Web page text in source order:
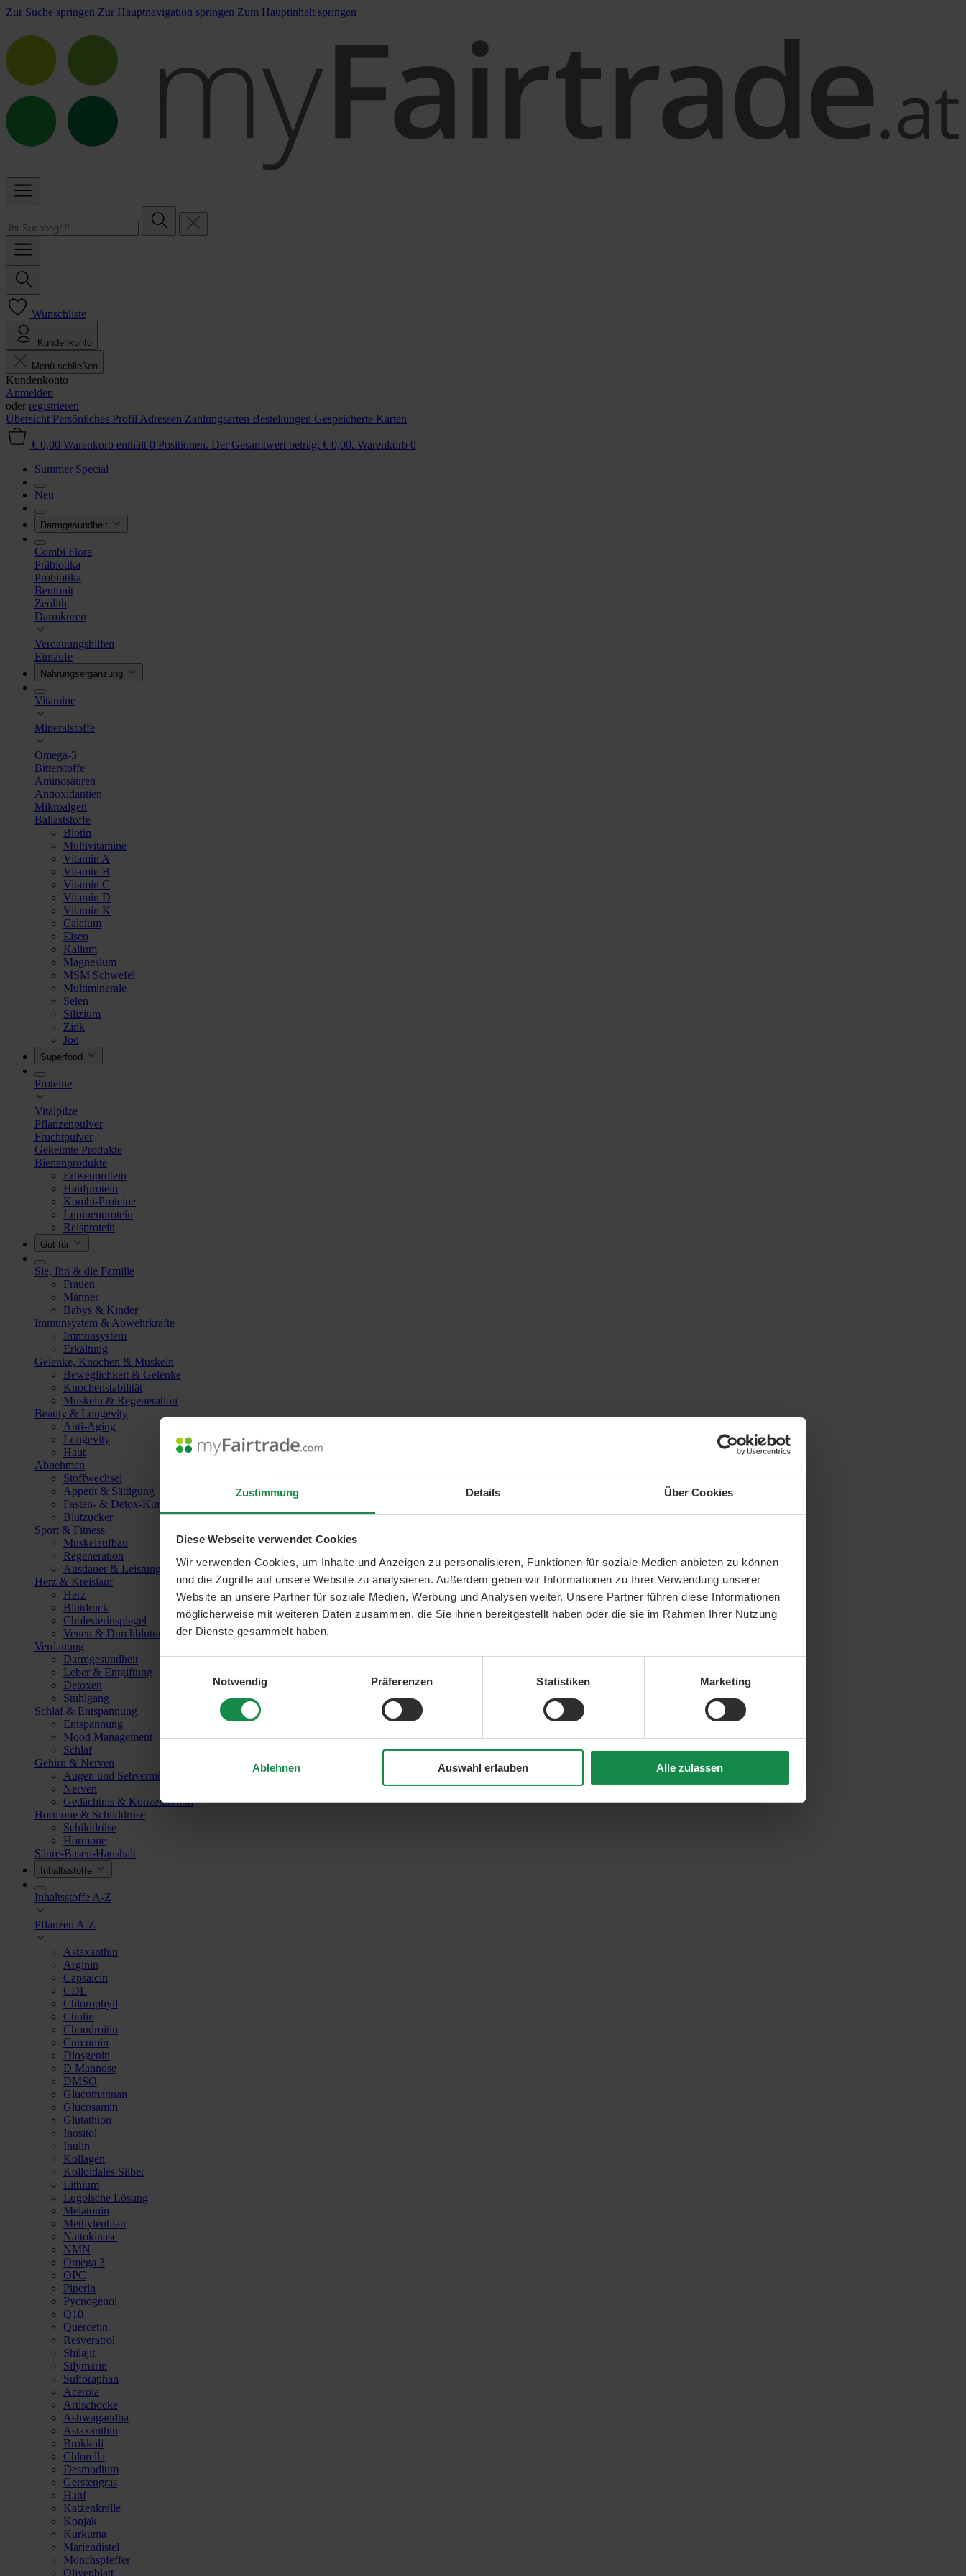
Zustimmung Details Über Cookies
Diese Webseite verwendet Cookies
Wir verwenden Cookies, um Inhalte und Anzeigen zu personalisieren, Funktionen für soziale Medien anbieten zu können
und die Zugriffe auf unsere Website zu analysieren. Außerdem geben wir Informationen zu Ihrer Verwendung unserer
Website an unsere Partner für soziale Medien, Werbung und Analysen weiter. Unsere Partner führen diese Informationen
möglicherweise mit weiteren Daten zusammen, die Sie ihnen bereitgestellt haben oder die sie im Rahmen Ihrer Nutzung
der Dienste gesammelt haben.
Notwendig
Präferenzen Statistiken Marketing
Ablehnen Auswahl erlauben Alle zulassen
Zur Suche springen Zur Hauptnavigation springen Zum Hauptinhalt springen
Wunschliste
Kundenkonto
Menü schließen
Kundenkonto
Anmelden
oder registrieren
Übersicht Persönliches Profil Adressen Zahlungsarten Bestellungen Gespeicherte Karten
€ 0,00 Warenkorb enthält 0 Positionen. Der Gesamtwert beträgt € 0,00. Warenkorb 0
Summer Special
Neu
Darmgesundheit
Combi Flora
Präbiotika
Probiotika
Bentonit
Zeolith
Darmkuren
Verdauungshilfen
Einläufe
Nahrungsergänzung
Vitamine
Mineralstoffe
Omega-3
Bitterstoffe
Aminosäuren
Antioxidantien
Mikroalgen
Ballaststoffe
Biotin
Multivitamine
Vitamin A
Vitamin B
Vitamin C
Vitamin D
Vitamin K
Calcium
Eisen
Kalium
Magnesium
MSM Schwefel
Multiminerale
Selen
Silizium
Zink
Jod
Superfood
Proteine
Vitalpilze
Pflanzenpulver
Fruchtpulver
Gekeimte Produkte
Bienenprodukte
Erbsenprotein
Hanfprotein
Kombi-Proteine
Lupinenprotein
Reisprotein
Gut für
Sie, Ihn & die Familie
Frauen
Männer
Babys & Kinder
Immunsystem & Abwehrkräfte
Immunsystem
Erkältung
Gelenke, Knochen & Muskeln
Beweglichkeit & Gelenke
Knochenstabilität
Muskeln & Regeneration
Beauty & Longevity
Anti-Aging
Longevity
Haut
Abnehmen
Stoffwechsel
Appetit & Sättigung
Fasten- & Detox-Kuren
Blutzucker
Sport & Fitness
Muskelaufbau
Regeneration
Ausdauer & Leistungssteigerung
Herz & Kreislauf
Herz
Blutdruck
Cholesterinspiegel
Venen & Durchblutung
Verdauung
Darmgesundheit
Leber & Entgiftung
Detoxen
Stuhlgang
Schlaf & Entspannung
Entspannung
Mood Management
Schlaf
Gehirn & Nerven
Augen und Sehvermögen
Nerven
Gedächtnis & Konzentration
Hormone & Schilddrüse
Schilddrüse
Hormone
Säure-Basen-Haushalt
Inhaltsstoffe
Inhaltsstoffe A-Z
Pflanzen A-Z
Astaxanthin
Arginin
Capsaicin
CDL
Chlorophyll
Cholin
Chondroitin
Curcumin
Diosgenin
D Mannose
DMSO
Glucomannan
Glucosamin
Glutathion
Inositol
Inulin
Kollagen
Kolloidales Silber
Lithium
Lugolsche Lösung
Melatonin
Methylenblau
Nattokinase
NMN
Omega 3
OPC
Piperin
Pycnogenol
Q10
Quercetin
Resveratrol
Shilajit
Silymarin
Sulforaphan
Acerola
Artischocke
Ashwagandha
Astaxanthin
Brokkoli
Chlorella
Desmodium
Gerstengras
Hanf
Katzenkralle
Konjak
Kurkuma
Mariendistel
Mönchspfeffer
Olivenblatt